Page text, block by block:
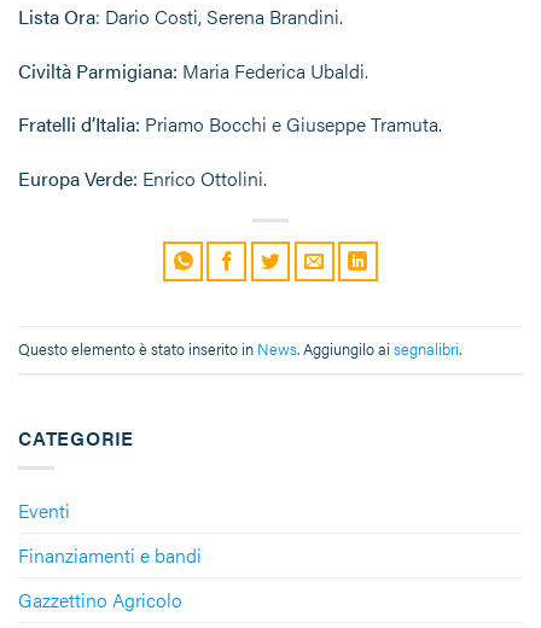
CATEGORIE
Eventi
Finanziamenti e bandi
Gazzettino Agricolo
Lista Ora: Dario Costi, Serena Brandini.
Civiltà Parmigiana: Maria Federica Ubaldi.
Fratelli d’Italia: Priamo Bocchi e Giuseppe Tramuta.
Europa Verde: Enrico Ottolini.
Questo elemento è stato inserito in News. Aggiungilo ai segnalibri.